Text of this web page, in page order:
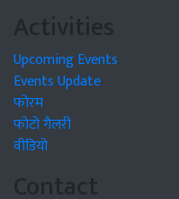
Activities
Upcoming Events
Events Update
फोरम
फोटो गैलरी
वीडियो
Contact